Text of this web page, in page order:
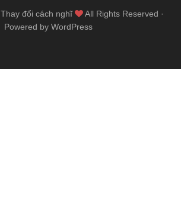
Thay đổi cách nghĩ
All Rights Reserved ·
Powered by WordPress